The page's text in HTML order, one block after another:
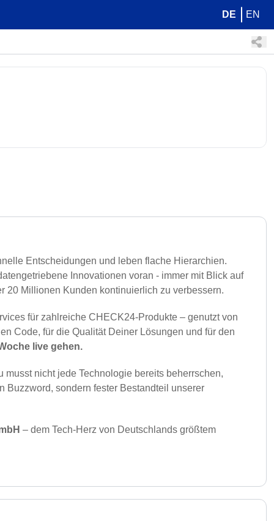
DE EN
Entscheidungen und leben flache Hierarchien.
Innovationen voran - immer mit Blick auf
20 Millionen Kunden kontinuierlich zu verbessern.
für zahlreiche CHECK24-Produkte – genutzt von
Code, für die Qualität Deiner Lösungen und für den
live gehen.
nicht jede Technologie bereits beherrschen,
Buzzword, sondern fester Bestandteil unserer
– dem Tech-Herz von Deutschlands größtem